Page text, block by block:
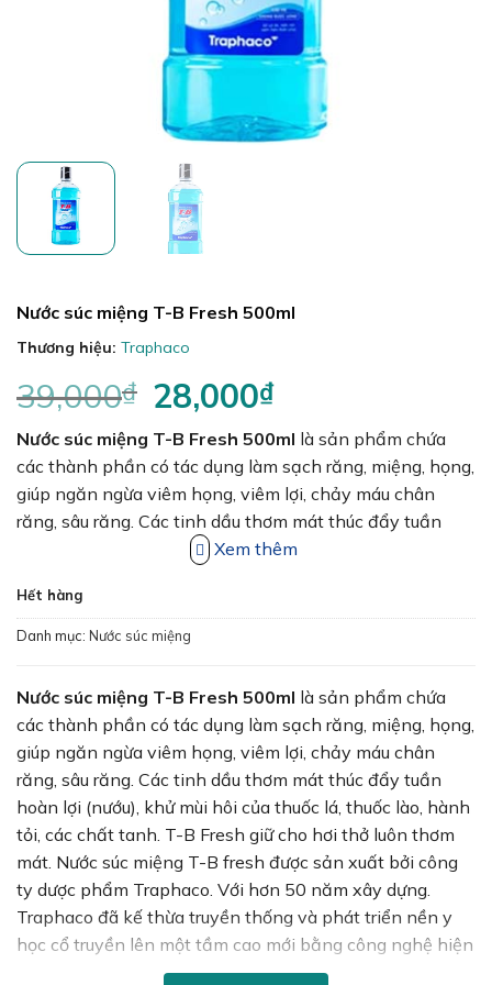
Nước súc miệng T-B Fresh 500ml
Thương hiệu: Traphaco
39,000₫ Giá
gốc
là:
39,000₫.
28,000₫Giá
tại
là:
28,000₫.
Nước súc miệng T-B Fresh 500ml là sản phẩm chứa
các thành phần có tác dụng làm sạch răng, miệng, họng,
giúp ngăn ngừa viêm họng, viêm lợi, chảy máu chân
răng, sâu răng. Các tinh dầu thơm mát thúc đẩy tuần
hoàn lợi (nướu), khử mùi hôi của thuốc lá, thuốc lào, hành
mát. Nước súc miệng T-B fresh được sản xuất bởi công
ty dược phẩm Traphaco. Với hơn 50 năm xây dựng.
học cổ truyền lên một tầm cao mới bằng công nghệ hiện
đại, bằng tài trí của người Việt, gánh vác sứ mệnh phục
vụ sức khỏe cộng đồng, vững bước tương lai trên “Con
đường Sức khỏe Xanh”. Được sản xuất trên nền tảng
chuỗi cung ứng xanh từ nguồn nguyên liệu đến công
nghệ sản xuất sạch, hệ thống phân phối, dịch vụ thân
thiện với môi trường.
Xem thêm
Hết hàng
Danh mục: Nước súc miệng
Nước súc miệng T-B Fresh 500ml là sản phẩm chứa
các thành phần có tác dụng làm sạch răng, miệng, họng,
giúp ngăn ngừa viêm họng, viêm lợi, chảy máu chân
răng, sâu răng. Các tinh dầu thơm mát thúc đẩy tuần
hoàn lợi (nướu), khử mùi hôi của thuốc lá, thuốc lào, hành
tỏi, các chất tanh. T-B Fresh giữ cho hơi thở luôn thơm
mát. Nước súc miệng T-B fresh được sản xuất bởi công
ty dược phẩm Traphaco. Với hơn 50 năm xây dựng.
Traphaco đã kế thừa truyền thống và phát triển nền y
học cổ truyền lên một tầm cao mới bằng công nghệ hiện
đại, bằng tài trí của người Việt, gánh vác sứ mệnh phục